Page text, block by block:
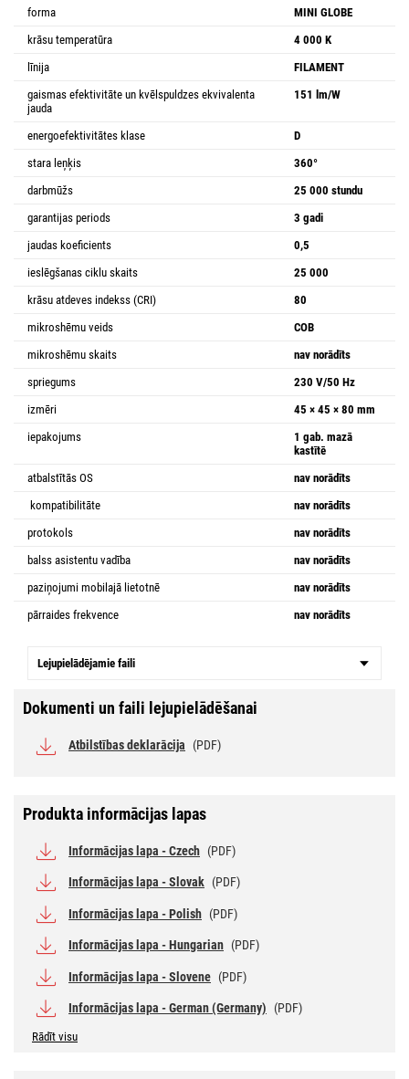
forma
MINI GLOBE
krāsu temperatūra
4 000 K
līnija
FILAMENT
gaismas efektivitāte un kvēlspuldzes ekvivalenta
jauda
151 lm/W
energoefektivitātes klase
D
stara leņķis
360°
darbmūžs
25 000 stundu
garantijas periods
3 gadi
jaudas koeficients
0,5
ieslēgšanas ciklu skaits
25 000
krāsu atdeves indekss (CRI)
80
mikroshēmu veids
COB
mikroshēmu skaits
nav norādīts
spriegums
230 V/50 Hz
izmēri
45 × 45 × 80 mm
iepakojums
1 gab. mazā
kastītē
atbalstītās OS
nav norādīts
kompatibilitāte
nav norādīts
protokols
nav norādīts
balss asistentu vadība
nav norādīts
paziņojumi mobilajā lietotnē
nav norādīts
pārraides frekvence
nav norādīts
Lejupielādējamie faili
Dokumenti un faili lejupielādēšanai
Atbilstības deklarācija (PDF)
Produkta informācijas lapas
Informācijas lapa - Czech (PDF)
Informācijas lapa - Slovak (PDF)
Informācijas lapa - Polish (PDF)
Informācijas lapa - Hungarian (PDF)
Informācijas lapa - Slovene (PDF)
Informācijas lapa - German (Germany) (PDF)
Rādīt visu